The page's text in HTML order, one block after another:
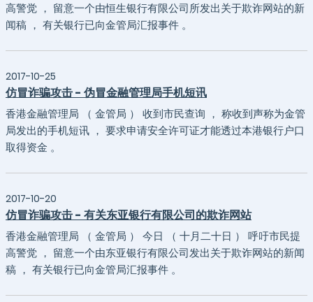
高警觉 ， 留意一个由恒生银行有限公司所发出关于欺诈网站的新
闻稿 ， 有关银行已向金管局汇报事件 。
2017-10-25
仿冒诈骗攻击 - 伪冒金融管理局手机短讯
香港金融管理局 （ 金管局 ） 收到市民查询 ， 称收到声称为金管
局发出的手机短讯 ， 要求申请安全许可证才能透过本港银行户口
取得资金 。
2017-10-20
仿冒诈骗攻击 - 有关东亚银行有限公司的欺诈网站
香港金融管理局 （ 金管局 ） 今日 （ 十月二十日 ） 呼吁市民提
高警觉 ， 留意一个由东亚银行有限公司发出关于欺诈网站的新闻
稿 ， 有关银行已向金管局汇报事件 。